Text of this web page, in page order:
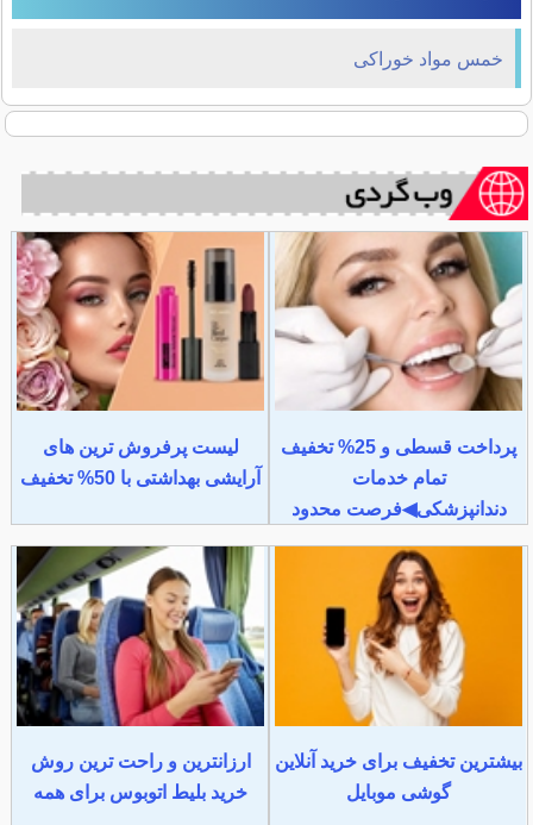
خمس مواد خوراکی
پرداخت قسطی و 25% تخفیف
تمام خدمات
دندانپزشکی◀فرصت محدود
لیست پرفروش ترین های
آرایشی بهداشتی با 50% تخفیف
بیشترین تخفیف برای خرید آنلاین
گوشی موبایل
ارزانترین و راحت ترین روش
خرید بلیط اتوبوس برای همه